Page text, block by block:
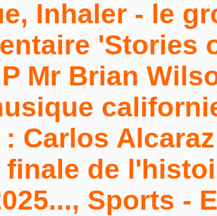
Inhaler - le
'Stories
Mr Brian
: Carlos
finale de
Sports -